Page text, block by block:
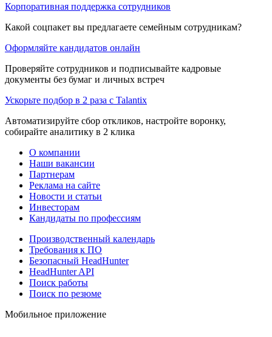
Корпоративная поддержка сотрудников
Какой соцпакет вы предлагаете семейным сотрудникам?
Оформляйте кандидатов онлайн
Проверяйте сотрудников и подписывайте кадровые
документы без бумаг и личных встреч
Ускорьте подбор в 2 раза с Talantix
Автоматизируйте сбор откликов, настройте воронку,
собирайте аналитику в 2 клика
О компании
Наши вакансии
Партнерам
Реклама на сайте
Новости и статьи
Инвесторам
Кандидаты по профессиям
Производственный календарь
Требования к ПО
Безопасный HeadHunter
HeadHunter API
Поиск работы
Поиск по резюме
Мобильное приложение